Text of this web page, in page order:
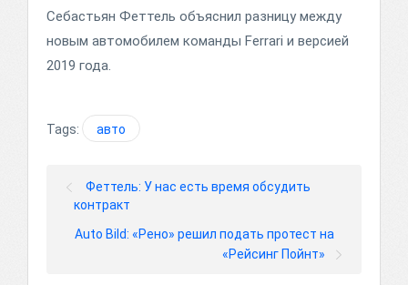
Себастьян Феттель объяснил разницу между
новым автомобилем команды Ferrari и версией
2019 года.
Tags: авто
Феттель: У нас есть время обсудить
контракт
Auto Bild: «Рено» решил подать протест на
«Рейсинг Пойнт»